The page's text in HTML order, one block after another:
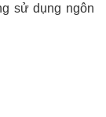
sử dụng ngôn